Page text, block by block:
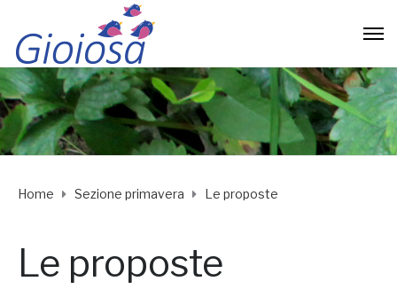
Home Sezione primavera Le proposte
Le proposte